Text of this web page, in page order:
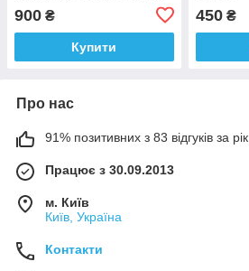
900 ₴
Купити
450₴
Про нас
91% позитивних з 83 відгуків за рік
Працює з 30.09.2013
м. Київ
Київ, Україна
Контакти